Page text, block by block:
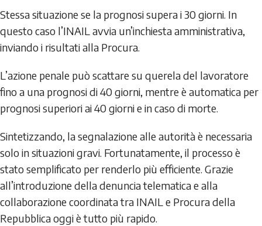
Stessa situazione se la prognosi supera i 30 giorni. In
questo caso l’INAIL avvia un’inchiesta amministrativa,
inviando i risultati alla Procura.
L’azione penale può scattare su querela del lavoratore
fino a una prognosi di 40 giorni, mentre è automatica per
prognosi superiori ai 40 giorni e in caso di morte.
Sintetizzando, la segnalazione alle autorità è necessaria
solo in situazioni gravi. Fortunatamente, il processo è
stato semplificato per renderlo più efficiente. Grazie
all’introduzione della denuncia telematica e alla
collaborazione coordinata tra INAIL e Procura della
Repubblica oggi è tutto più rapido.